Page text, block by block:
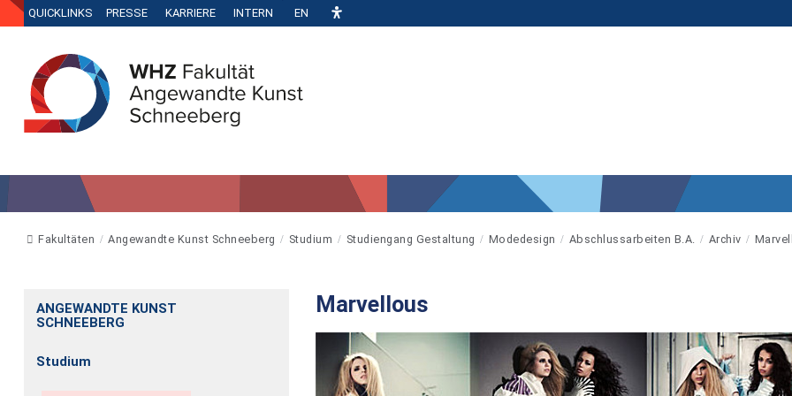
QUICKLINKS PRESSE KARRIERE INTERN EN
Fakultäten Angewandte Kunst Schneeberg Studium Studiengang Gestaltung Modedesign Abschlussarbeiten B.A. Archiv
ANGEWANDTE KUNST
SCHNEEBERG
Studium
Marvellous